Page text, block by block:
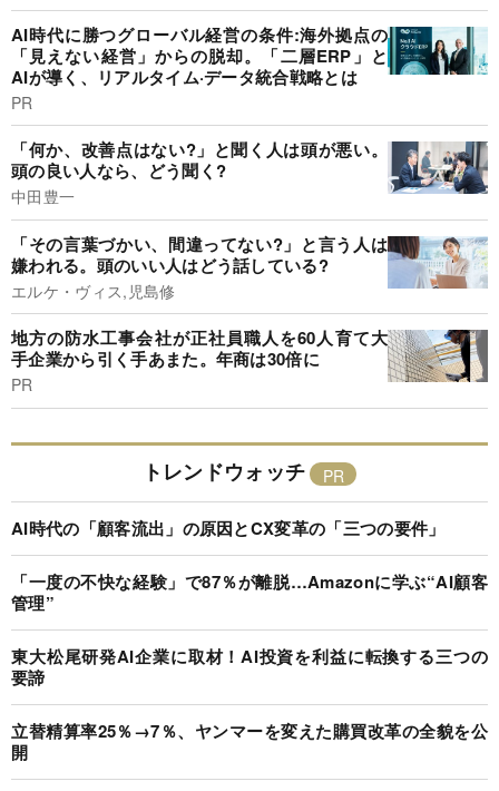
AI時代に勝つグローバル経営の条件:海外拠点の
「見えない経営」からの脱却。「二層ERP」と
AIが導く、リアルタイム·データ統合戦略とは
PR
「何か、改善点はない?」と聞く人は頭が悪い。
頭の良い人なら、どう聞く?
中田豊一
「その言葉づかい、間違ってない?」と言う人は
嫌われる。頭のいい人はどう話している?
エルケ・ヴィス,児島修
地方の防水工事会社が正社員職人を60人育て大
手企業から引く手あまた。年商は30倍に
PR
トレンドウォッチ
AI時代の「顧客流出」の原因とCX変革の「三つの要件」
「一度の不快な経験」で87％が離脱…Amazonに学ぶ“AI顧客
管理”
東大松尾研発AI企業に取材！AI投資を利益に転換する三つの
要諦
立替精算率25％→7％、ヤンマーを変えた購買改革の全貌を公
開